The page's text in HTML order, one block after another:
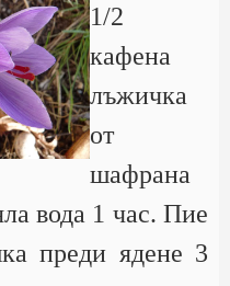
1/2
кафена
лъжичка
от
шафрана
вода 1 час. Пие
преди ядене 3